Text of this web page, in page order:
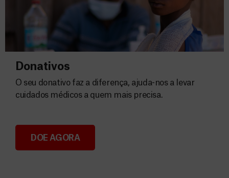
Donativos
Donativos
O seu donativo faz a diferença, ajuda-nos a levar
cuidados médicos a quem mais precisa.
DOE AGORA